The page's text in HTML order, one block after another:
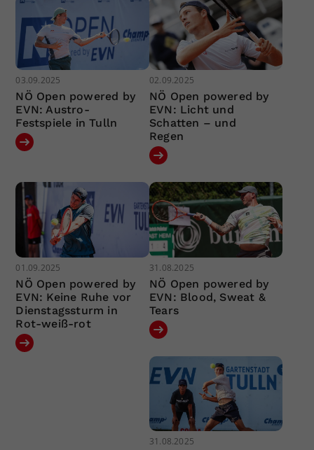
03.09.2025
NÖ Open powered by
EVN: Austro-
Festspiele in Tulln
02.09.2025
NÖ Open powered by
EVN: Licht und
Schatten – und
Regen
01.09.2025
NÖ Open powered by
EVN: Keine Ruhe vor
Dienstagssturm in
Rot-weiß-rot
31.08.2025
NÖ Open powered by
EVN: Blood, Sweat &
Tears
31.08.2025